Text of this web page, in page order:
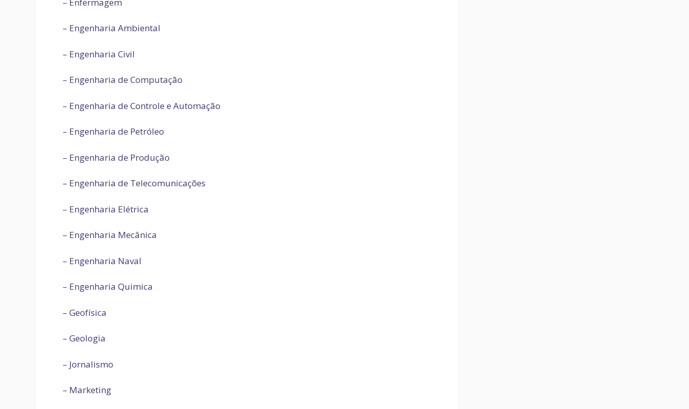
– Engenharia Ambiental
– Engenharia Civil
– Engenharia de Computação
– Engenharia de Controle e Automação
– Engenharia de Petróleo
– Engenharia de Produção
– Engenharia de Telecomunicações
– Engenharia Elétrica
– Engenharia Mecânica
– Engenharia Naval
– Engenharia Quimica
– Geofísica
– Geologia
– Jornalismo
– Marketing